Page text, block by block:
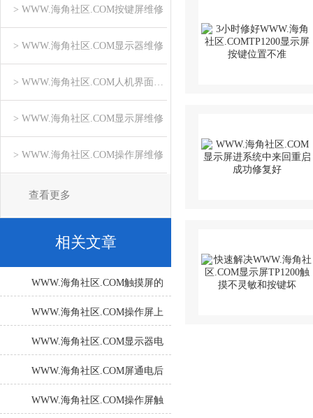
> WWW.海角社区.COM按键屏维修
> WWW.海角社区.COM显示器维修
> WWW.海角社区.COM人机界面维修
> WWW.海角社区.COM显示屏维修
> WWW.海角社区.COM操作屏维修
查看更多
相关文章
WWW.海角社区.COM触摸屏的
常见故障及处理
WWW.海角社区.COM操作屏上
电后自检中死机故障分析
WWW.海角社区.COM显示器电
源电路故障检测
WWW.海角社区.COM屏通电后
显示正常但操作无反应解决方
WWW.海角社区.COM操作屏触